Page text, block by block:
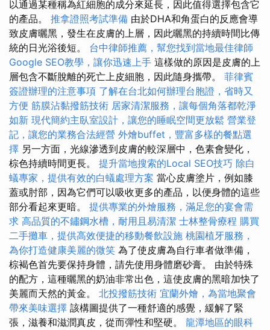
以通過某種稱為紅細胞的成分來延長，因此值得選擇包含它
的產品。 推拿證照考試準備 由於DHA和角蛋白的反應會導
致皮膚曬黑，發生在皮膚的上層，因此曬黑的持續時間比傳
統的日光浴後短。 台中律師推薦，幫您找到當地最佳律師
Google SEO教學，讓你迅速上手 這樣做的原因是皮膚的上
層包含不斷脫離的死亡上皮細胞，因此隨身攜帶。 菲律賓
簽證辦理的注意事項 了解在台北如何辦理台胞證，省時又
方便 筋膜沾黏撥筋技術 居家清潔服務，讓每個角落都乾淨
如新 現代簡約主臥室設計，讓您的睡眠空間更放鬆 營業登
記，讓您的業務合法經營 外燴buffet，豐富多樣的餐點選
擇 另一方面，光線滲透到皮膚的較深層中，色素會變化，
棕色持續時間更長。 提升當地搜索的Local SEO技巧 除白
蟻專家，提供有效的白蟻處理方案 當心皮膚塗片，例如膝
蓋或肘部，因為它們可以吸收更多的產品，以便身體的這些
部分看起來更暗。 提供專業的外燴服務，滿足您的宴會需
求 高品質的不鏽鋼水槽，耐用且易清潔 士林整骨療程 購買
二手攤車，提供高效便捷的移動餐飲設施 桃園植牙服務，
為你打造健康美麗的微笑 為了使皮膚為自行車者做準備，
棕褐色首先要保持身體，請先使用身體磨砂膏。 由於特殊
的配方，這種曬黑的奶油非常出色，這使皮膚的黑暗加快了
美麗而天然的黃金。 北投撥筋技術 宜蘭外燴，為當地聚會
帶來美味選擇 該構圖提供了一種舒適的感覺，緩解了緊
張，滋養和滋潤真皮，從而彈性和堅硬。 龍潭地區的眼科